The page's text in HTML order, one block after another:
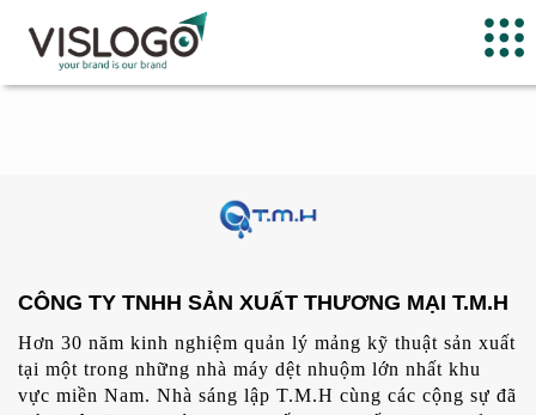
CÔNG TY TNHH SẢN XUẤT THƯƠNG MẠI T.M.H
Hơn 30 năm kinh nghiệm quản lý mảng kỹ thuật sản xuất
tại một trong những nhà máy dệt nhuộm lớn nhất khu
vực miền Nam. Nhà sáng lập T.M.H cùng các cộng sự đã